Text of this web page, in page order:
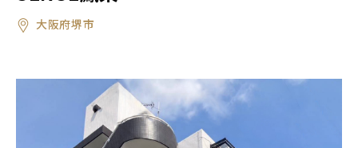
大阪府堺市